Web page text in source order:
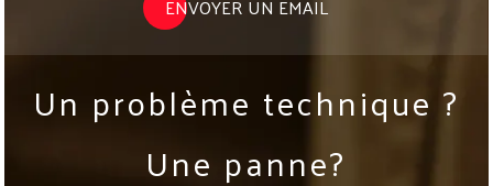
ENVOYER UN EMAIL
Un problème technique ?
Une panne?